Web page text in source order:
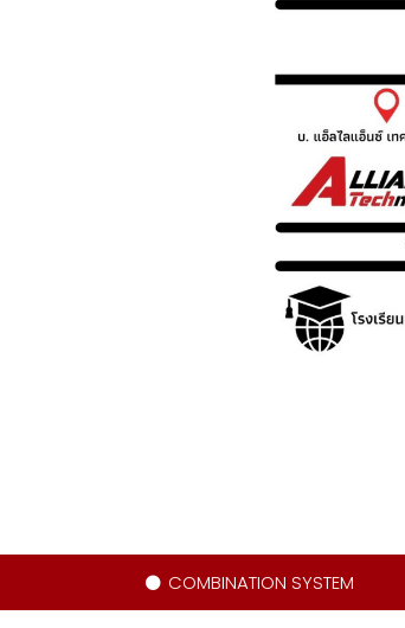
COMBINATION SYSTEM